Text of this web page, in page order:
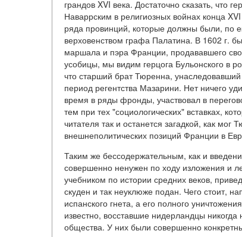
грандов XVI века. Достаточно сказать, что
Наваррским в религиозных войнах конца
ряда провинций, которые должны были, по
верховенством графа Палатина. В 1602 г.
маршала и пэра Франции, продававшего
усобицы, мы видим герцога Бульонского в
что старший брат Тюренна,
период регентства Мазарини. Нет ничего
время в ряды фронды, участвовал в
тем при тех "социологических" вставках,
читателя так и останется загадкой, как
внешнеполитических позиций Франции в
Таким же бессодержательным, как и
совершенно ненужен по ходу изложения и
учебником по истории средних веков,
скуден и так неуклюже подан. Чего стоит,
испанского гнета, а его полного
известно, восставшие нидерландцы
общества. У них были совершенно